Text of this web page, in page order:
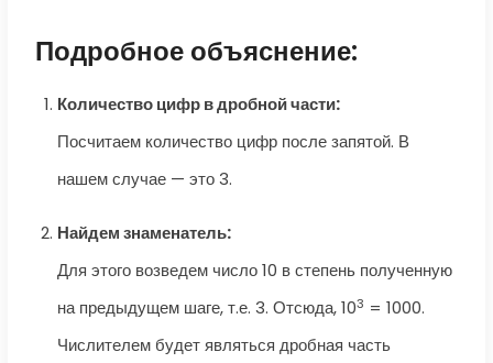
Подробное объяснение:
Количество цифр в дробной части:
Посчитаем количество цифр после запятой. В
нашем случае — это 3.
Найдем знаменатель:
Для этого возведем число 10 в степень полученную
на предыдущем шаге, т.е. 3. Отсюда, 103 = 1000.
Числителем будет являться дробная часть